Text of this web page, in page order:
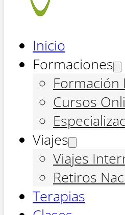
Inicio
Formaciones
Formación
Cursos
Viajes
Viajes
Retiros
Terapias